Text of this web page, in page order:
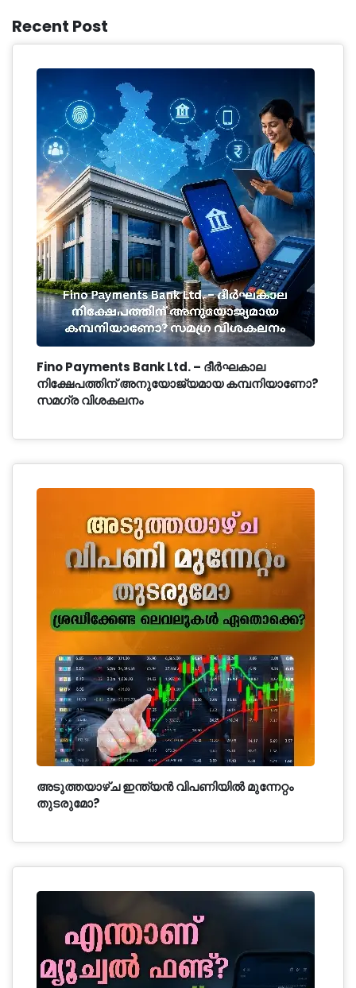
Recent Post
Fino Payments Bank Ltd. – ദീർഘകാല
നിക്ഷേപത്തിന് അനുയോജ്യമായ കമ്പനിയാണോ?
സമഗ്ര വിശകലനം
അടുത്തയാഴ്ച ഇന്ത്യൻ വിപണിയിൽ മുന്നേറ്റം
തുടരുമോ?